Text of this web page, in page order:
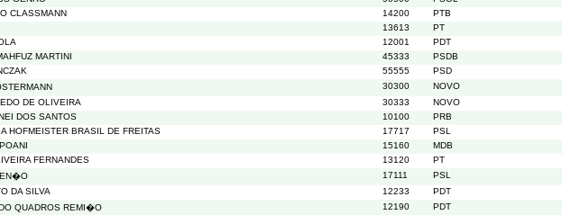
CLASSMANN 14200 PTB
13613 PT
12001 PDT
MARTINI 45333 PSDB
55555 PSD
30300 NOVO
DE OLIVEIRA 30333 NOVO
DOS SANTOS 10100 PRB
HOFMEISTER BRASIL DE FREITAS 17717 PSL
15160 MDB
FERNANDES 13120 PT
17111 PSL
DA SILVA 12233 PDT
QUADROS REMI�O 12190 PDT